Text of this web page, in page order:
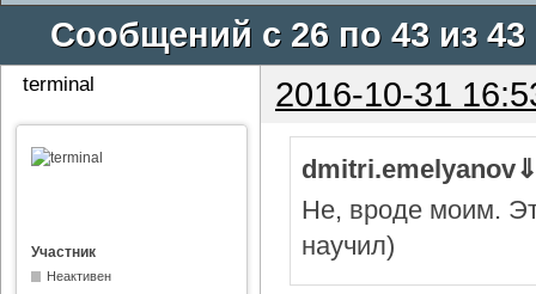
Сообщений с 26 по 43 из 43
terminal 2016-10-31
Участник
Неактивен
Не, вроде моим.
научил)